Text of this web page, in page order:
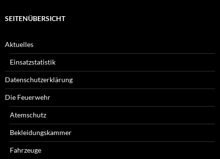
SEITENÜBERSICHT
Aktuelles
Einsatzstatistik
Datenschutzerklärung
Die Feuerwehr
Atemschutz
Bekleidungskammer
Fahrzeuge